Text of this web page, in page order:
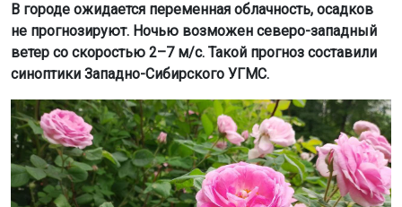
В городе ожидается переменная облачность, осадков
не прогнозируют. Ночью возможен северо-западный
ветер со скоростью 2–7 м/с. Такой прогноз составили
синоптики Западно-Сибирского УГМС.